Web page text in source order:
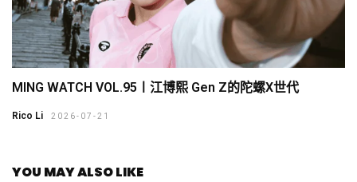
MING WATCH VOL.95〡江博熙 Gen Z的陀螺X世代
Rico Li 2026-07-21
YOU MAY ALSO LIKE